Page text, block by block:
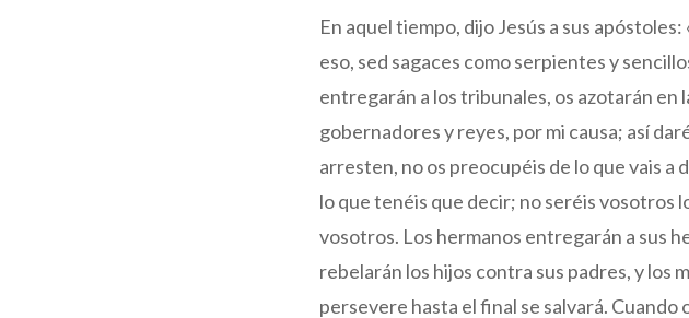
En aquel tiempo, dijo Jesús a sus
eso, sed sagaces como serpientes y
entregarán a los tribunales, os azotarán en
gobernadores y reyes, por mi causa; así
arresten, no os preocupéis de lo que vais a
lo que tenéis que decir; no seréis vosotros
vosotros. Los hermanos entregarán a sus
rebelarán los hijos contra sus padres, y los
persevere hasta el final se salvará. Cuando